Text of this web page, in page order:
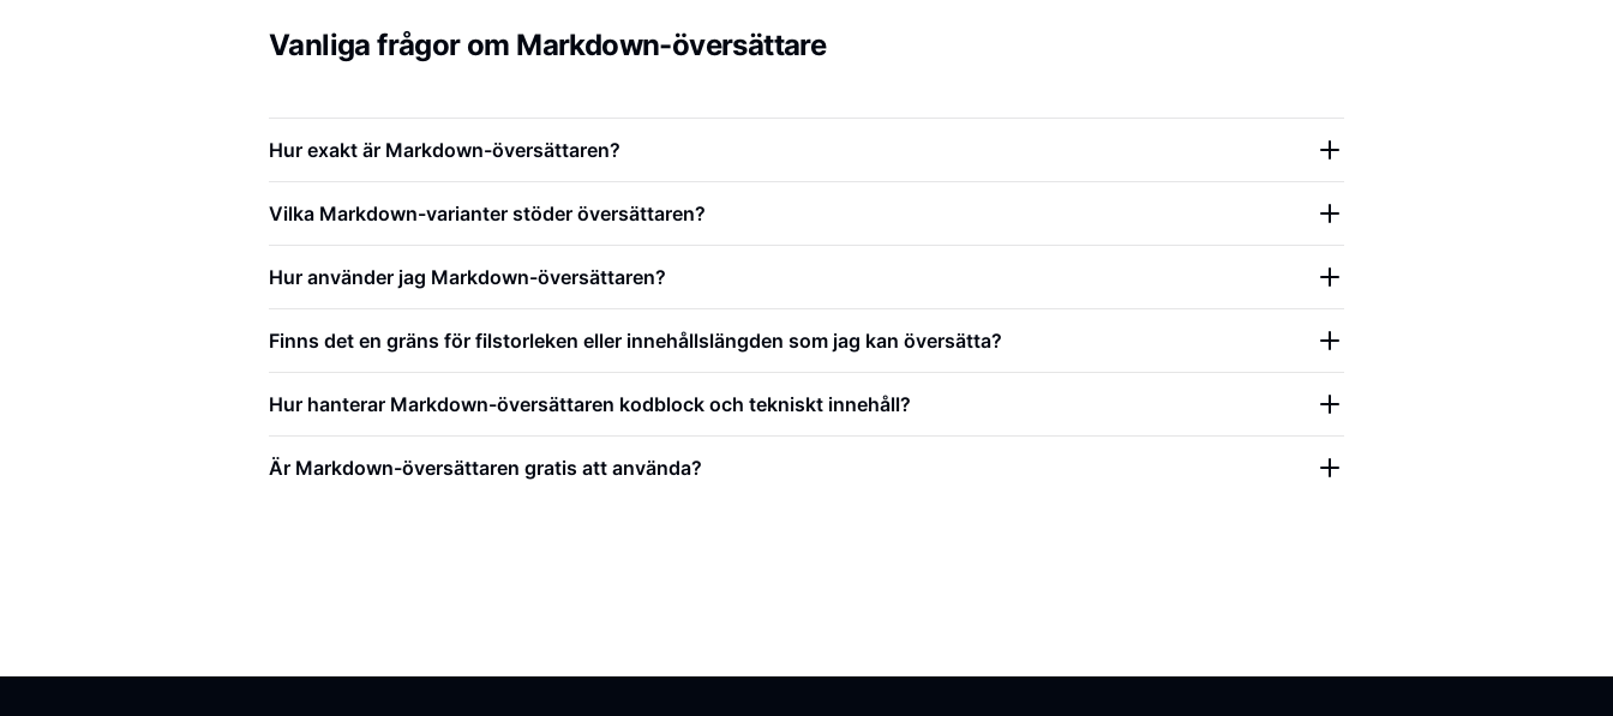
Vanliga frågor om Markdown-översättare
Hur exakt är Markdown-översättaren?
Vilka Markdown-varianter stöder översättaren?
Hur använder jag Markdown-översättaren?
Finns det en gräns för filstorleken eller innehållslängden som jag kan översätta?
Hur hanterar Markdown-översättaren kodblock och tekniskt innehåll?
Är Markdown-översättaren gratis att använda?